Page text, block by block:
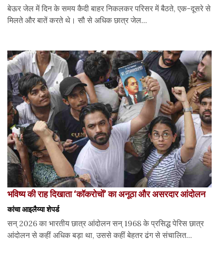
बेऊर जेल में दिन के समय कैदी बाहर निकलकर परिसर में बैठते, एक-दूसरे से
मिलते और बातें करते थे। सौ से अधिक छात्र जेल...
भविष्य की राह दिखाता ‘कॉकरोचों’ का अनूठा और असरदार आंदोलन
कांचा आइलैय्या शेपर्ड
सन् 2026 का भारतीय छात्र आंदोलन सन् 1968 के प्रसिद्ध पेरिस छात्र
आंदोलन से कहीं अधिक बड़ा था, उससे कहीं बेहतर ढंग से संचालित...